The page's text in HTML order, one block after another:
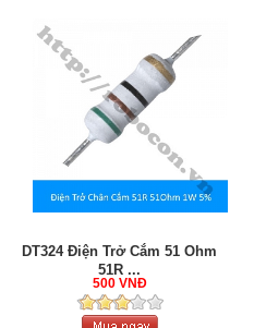
DT324 Điện Trở Cắm 51 Ohm
51R ...
500 VNĐ